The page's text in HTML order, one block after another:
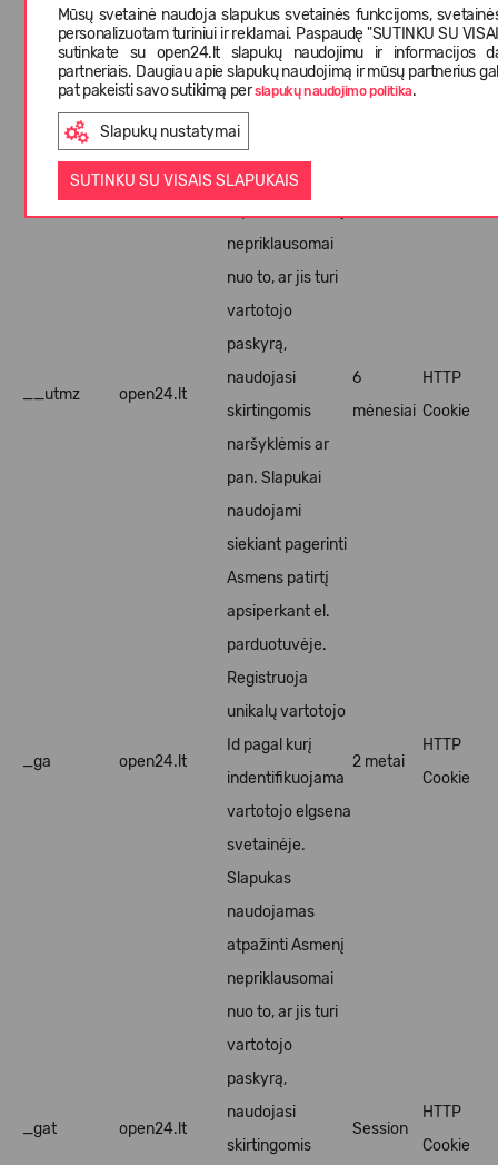
Mūsų svetainė naudoja slapukus svetainės funkcijoms,
personalizuotam turiniui ir reklamai. Paspaudę "SUTINKU SU
sutinkate su open24.lt slapukų naudojimu ir informacijos
partneriais. Daugiau apie slapukų naudojimą ir mūsų partnerius
pat pakeisti savo sutikimą perslapukų naudojimo politika.
Slapukų nustatymai
SUTINKU SU VISAIS SLAPUKAIS
siekiant pagerinti
Asmens patirtį
apsiperkant el.
parduotuvėje.
__utmz open24.lt
naudojamas
nepriklausomai
nuo to, ar jis turi
vartotojo
paskyrą,
naudojasi
skirtingomis
naršyklėmis ar
pan. Slapukai
naudojami
siekiant pagerinti
Asmens patirtį
apsiperkant el.
parduotuvėje.
6
mėnesiai
HTTP
Cookie
_ga open24.lt
Registruoja
unikalų vartotojo
Id pagal kurį
indentifikuojama
vartotojo elgsena
svetainėje.
2 metai
HTTP
Cookie
_gat open24.lt
Slapukas
naudojamas
atpažinti Asmenį
nepriklausomai
nuo to, ar jis turi
vartotojo
paskyrą,
naudojasi
skirtingomis
Session
HTTP
Cookie